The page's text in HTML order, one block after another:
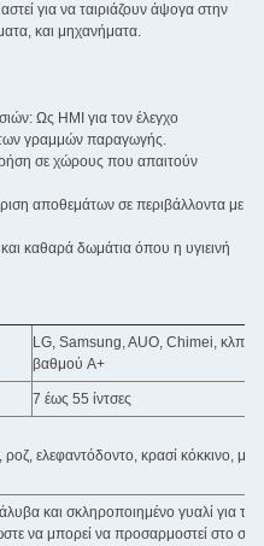
για να ταιριάζουν άψογα στην
και μηχανήματα.
Ως HMI για τον έλεγχο
γραμμών παραγωγής.
σε χώρους που απαιτούν
αποθεμάτων σε περιβάλλοντα με
καθαρά δωμάτια όπου η υγιεινή
LG, Samsung, AUO, Chimei, κλπ...
βαθμού A+
7 έως 55 ίντσες
ελεφαντόδοντο, κρασί κόκκινο,
και σκληροποιημένο γυαλί για
να μπορεί να προσαρμοστεί στο